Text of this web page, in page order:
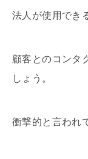
法人が使用でき
顧客とのコンタ
しょう。
衝撃的と言われ